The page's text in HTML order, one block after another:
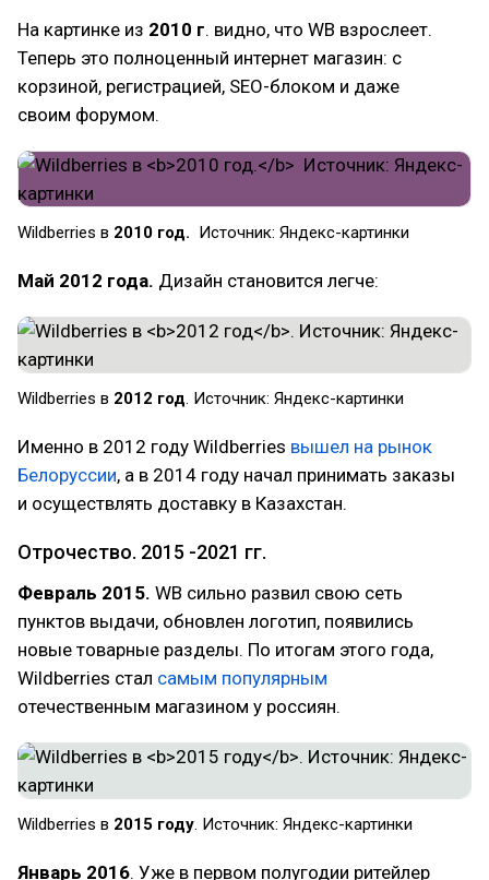
На картинке из 2010 г. видно, что WB взрослеет.
Теперь это полноценный интернет магазин: с
корзиной, регистрацией, SEO-блоком и даже
своим форумом.
Wildberries в 2010 год. Источник: Яндекс-картинки
Май 2012 года. Дизайн становится легче:
Wildberries в 2012 год. Источник: Яндекс-картинки
Именно в 2012 году Wildberries вышел на рынок
Белоруссии, а в 2014 году начал принимать заказы
и осуществлять доставку в Казахстан.
Отрочество. 2015 -2021 гг.
Февраль 2015. WB сильно развил свою сеть
пунктов выдачи, обновлен логотип, появились
новые товарные разделы. По итогам этого года,
Wildberries стал самым популярным
отечественным магазином у россиян.
Wildberries в 2015 году. Источник: Яндекс-картинки
Январь 2016. Уже в первом полугодии ритейлер